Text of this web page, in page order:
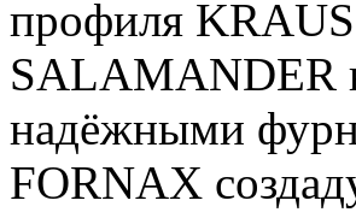
профиля
SALAMANDER
надёжными
FORNAX